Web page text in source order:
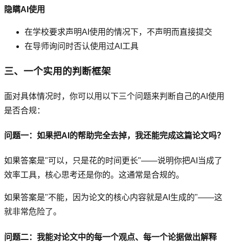
隐瞒AI使用
在学校要求声明AI使用的情况下，不声明而直接提交
在导师询问时否认使用过AI工具
三、一个实用的判断框架
面对具体情况时，你可以用以下三个问题来判断自己的AI使用
是否合规：
问题一：如果把AI的帮助完全去掉，我还能完成这篇论文吗？
如果答案是"可以，只是花的时间更长"——说明你把AI当成了
效率工具，核心思考还是你的。这通常是合规的。
如果答案是"不能，因为论文的核心内容就是AI生成的"——这
就非常危险了。
问题二：我能对论文中的每一个观点、每一个论据做出解释